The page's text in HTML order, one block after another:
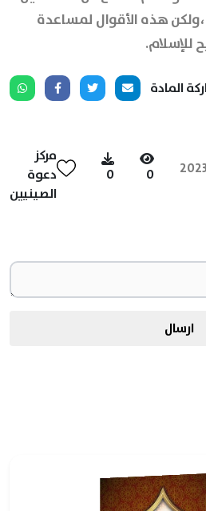
هذه الأقوال لمساعدة
للإسلام.
المادة
0
0
مركز
دعوة
الصينيين
ارسال